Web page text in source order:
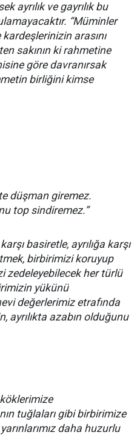
ayrılık ve gayrılık bu
“Müminler
arasını
sakının ki rahmetine
göre davranırsak
birliğini kimse
düşman giremez.
top sindiremez.”
basiretle, ayrılığa karşı
birbirimizi koruyup
zedeleyebilecek her türlü
yükünü
değerlerimiz etrafında
ayrılıkta azabın olduğunu
tuğlaları gibi birbirimize
daha huzurlu